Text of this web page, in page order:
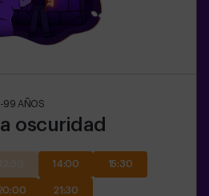
99 AÑOS
oscuridad
14:00 15:30
21:30